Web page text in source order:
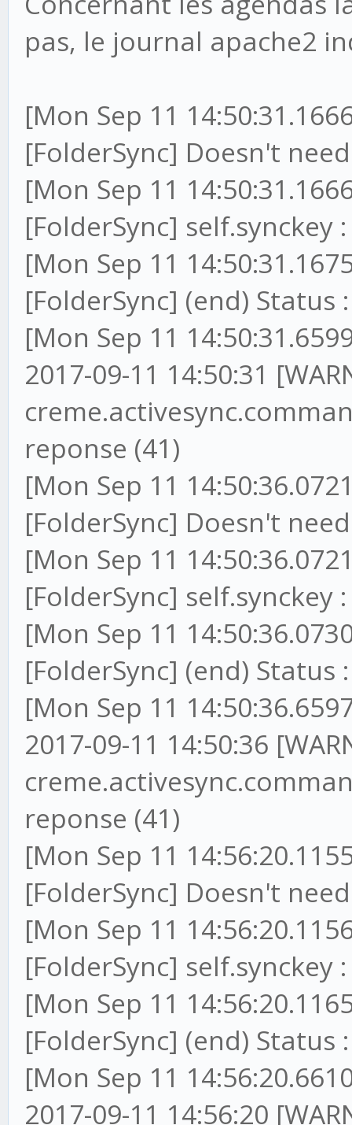
pas, le journal apache2
[Mon Sep 11
[FolderSync] Doesn't need
[Mon Sep 11
[FolderSync] self.synckey
[Mon Sep 11
[FolderSync] (end) Status
[Mon Sep 11
2017-09-11 14:50:31
reponse (41)
[Mon Sep 11
[FolderSync] Doesn't need
[Mon Sep 11
[FolderSync] self.synckey
[Mon Sep 11
[FolderSync] (end) Status
[Mon Sep 11
2017-09-11 14:50:36
reponse (41)
[Mon Sep 11
[FolderSync] Doesn't need
[Mon Sep 11
[FolderSync] self.synckey
[Mon Sep 11
[FolderSync] (end) Status
[Mon Sep 11
2017-09-11 14:56:20